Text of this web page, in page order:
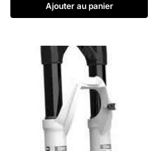
Ajouter au panier